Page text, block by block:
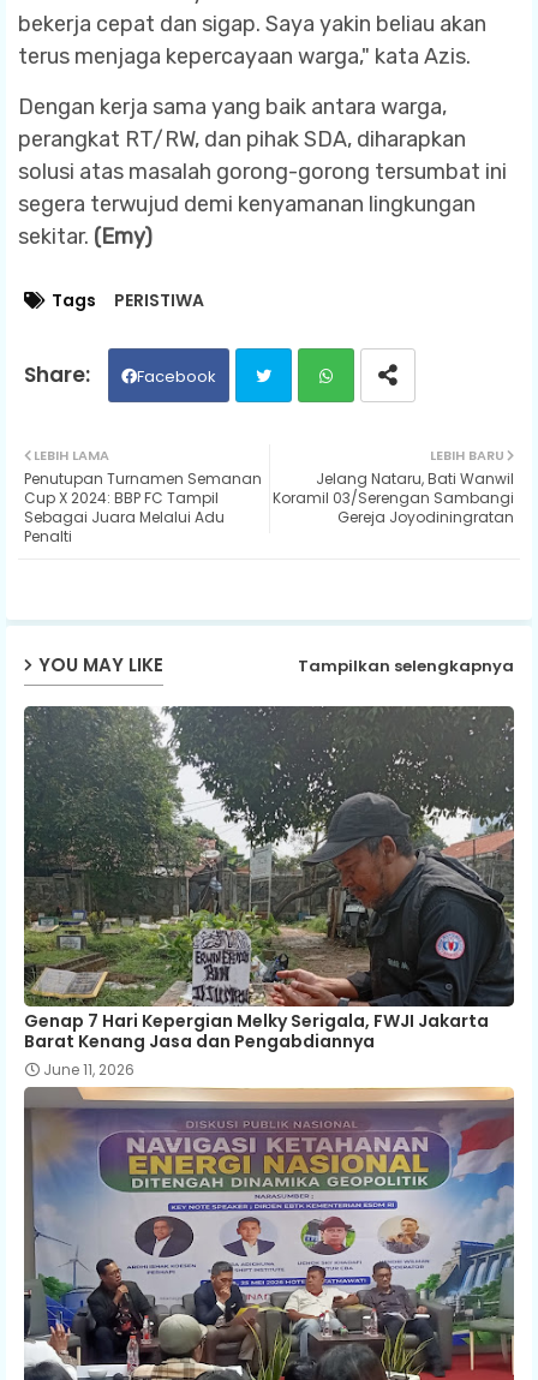
bekerja cepat dan sigap. Saya yakin beliau akan
terus menjaga kepercayaan warga," kata Azis.
Dengan kerja sama yang baik antara warga,
perangkat RT/RW, dan pihak SDA, diharapkan
solusi atas masalah gorong-gorong tersumbat ini
segera terwujud demi kenyamanan lingkungan
sekitar. (Emy)
Tags PERISTIWA
Facebook
ter ats
LEBIH BARU
Jelang Nataru, Bati Wanwil
Koramil 03/Serengan Sambangi
Gereja Joyodiningratan
LEBIH LAMA
Penutupan Turnamen Semanan
Cup X 2024: BBP FC Tampil
Sebagai Juara Melalui Adu
Penalti
YOU MAY LIKE Tampilkan selengkapnya
Genap 7 Hari Kepergian Melky Serigala, FWJI Jakarta
Barat Kenang Jasa dan Pengabdiannya
June 11, 2026